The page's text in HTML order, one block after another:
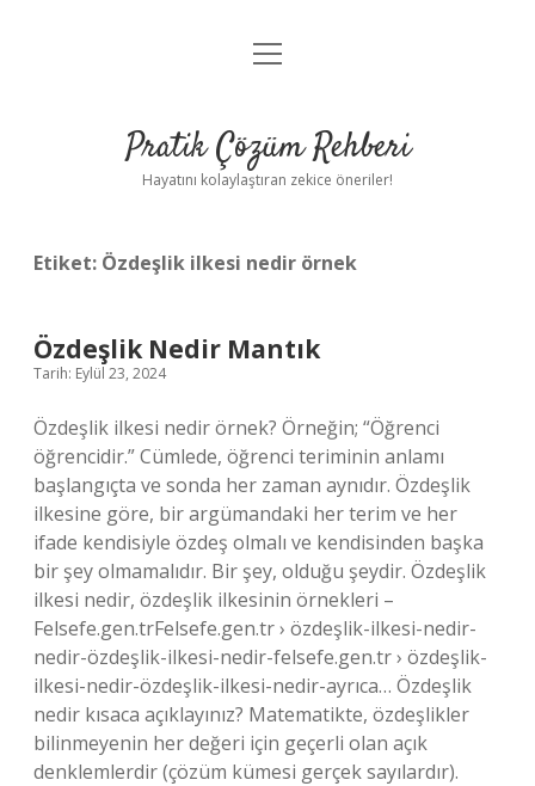
Anasayfa
Yasal Uyarı
menüyü
Pratik Çözüm Rehberi
Hayatını kolaylaştıran zekice öneriler!
Etiket: Özdeşlik ilkesi nedir örnek
Özdeşlik Nedir Mantık
Tarih: Eylül 23, 2024
Özdeşlik ilkesi nedir örnek? Örneğin; “Öğrenci
öğrencidir.” Cümlede, öğrenci teriminin anlamı
başlangıçta ve sonda her zaman aynıdır. Özdeşlik
ilkesine göre, bir argümandaki her terim ve her
ifade kendisiyle özdeş olmalı ve kendisinden başka
bir şey olmamalıdır. Bir şey, olduğu şeydir. Özdeşlik
ilkesi nedir, özdeşlik ilkesinin örnekleri –
Felsefe.gen.trFelsefe.gen.tr › özdeşlik-ilkesi-nedir-
nedir-özdeşlik-ilkesi-nedir-felsefe.gen.tr › özdeşlik-
ilkesi-nedir-özdeşlik-ilkesi-nedir-ayrıca… Özdeşlik
nedir kısaca açıklayınız? Matematikte, özdeşlikler
bilinmeyenin her değeri için geçerli olan açık
denklemlerdir (çözüm kümesi gerçek sayılardır).